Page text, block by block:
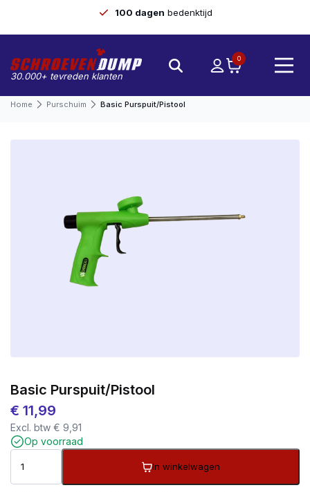
100 dagen bedenktijd
30.000+ tevreden klanten
0
Home Purschuim Basic Purspuit/pistool
Basic Purspuit/pistool
€ 11,99
Excl. btw € 9,91
Op voorraad
In winkelwagen